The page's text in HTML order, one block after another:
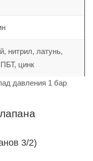
нитрил, латунь,
цинк
давления 1 бар
3/2)